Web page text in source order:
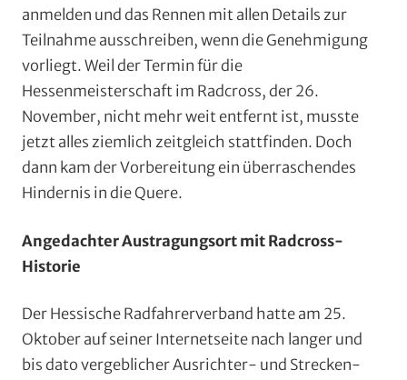
anmelden und das Rennen mit allen Details zur
Teilnahme ausschreiben, wenn die Genehmigung
vorliegt. Weil der Termin für die
Hessenmeisterschaft im Radcross, der 26.
November, nicht mehr weit entfernt ist, musste
jetzt alles ziemlich zeitgleich stattfinden. Doch
dann kam der Vorbereitung ein überraschendes
Hindernis in die Quere.
Angedachter Austragungsort mit Radcross-
Historie
Der Hessische Radfahrerverband hatte am 25.
Oktober auf seiner Internetseite nach langer und
bis dato vergeblicher Ausrichter- und Strecken-